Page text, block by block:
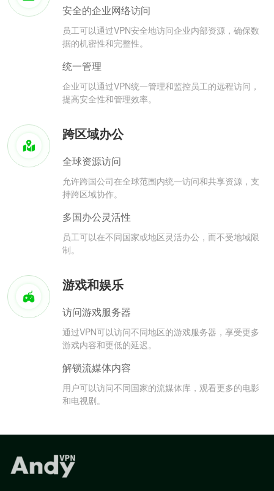
安全的企业网络访问
员工可以通过VPN安全地访问企业内部资源，确保数
据的机密性和完整性。
统一管理
企业可以通过VPN统一管理和监控员工的远程访问，
提高安全性和管理效率。
跨区域办公
全球资源访问
允许跨国公司在全球范围内统一访问和共享资源，支
持跨区域协作。
多国办公灵活性
员工可以在不同国家或地区灵活办公，而不受地域限
制。
游戏和娱乐
访问游戏服务器
通过VPN可以访问不同地区的游戏服务器，享受更多
游戏内容和更低的延迟。
解锁流媒体内容
用户可以访问不同国家的流媒体库，观看更多的电影
和电视剧。